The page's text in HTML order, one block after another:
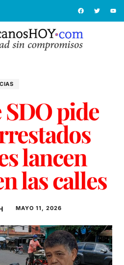
pide
lancen
las calles
MAYO 11, 2026